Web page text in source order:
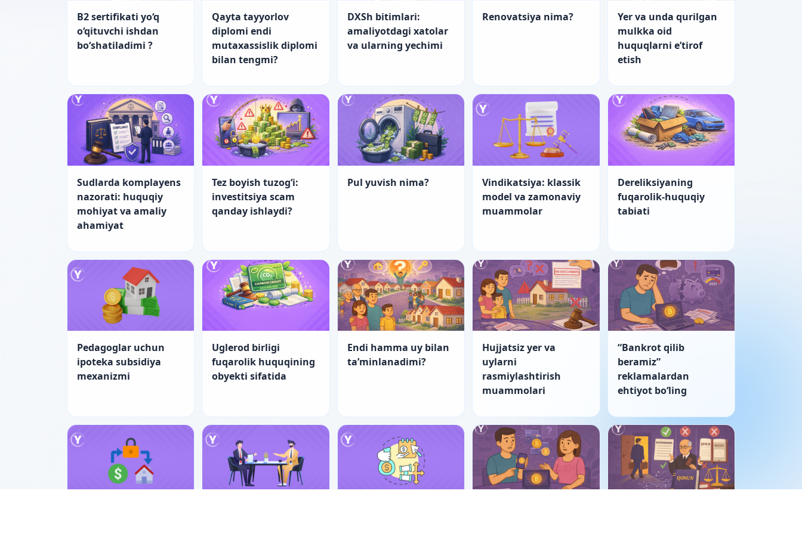
B2 sertifikati yo‘q
o‘qituvchi ishdan
bo‘shatiladimi ?
Qayta tayyorlov
diplomi endi
mutaxassislik diplomi
bilan tengmi?
DXSh bitimlari:
amaliyotdagi xatolar
va ularning yechimi
Renovatsiya nima?
Yer va unda qurilgan
mulkka oid
huquqlarni e’tirof
etish
Sudlarda komplayens
nazorati: huquqiy
mohiyat va amaliy
ahamiyat
Tez boyish tuzog‘i:
investitsiya scam
qanday ishlaydi?
Pul yuvish nima?
Vindikatsiya: klassik
model va zamonaviy
muammolar
Dereliksiyaning
fuqarolik-huquqiy
tabiati
Pedagoglar uchun
ipoteka subsidiya
mexanizmi
Uglerod birligi
fuqarolik huquqining
obyekti sifatida
Endi hamma uy bilan
ta’minlanadimi?
Hujjatsiz yer va
uylarni
rasmiylashtirish
muammolari
“Bankrot qilib
beramiz”
reklamalardan
ehtiyot boʻling